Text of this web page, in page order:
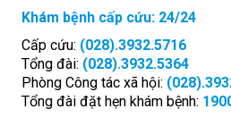
Khám bệnh cấp cứu: 24/24
Cấp cứu: (028).3932.5716
Tổng đài: (028).3932.5364
Phòng Công tác xã hội:
Tổng đài đặt hẹn khám bệnh: